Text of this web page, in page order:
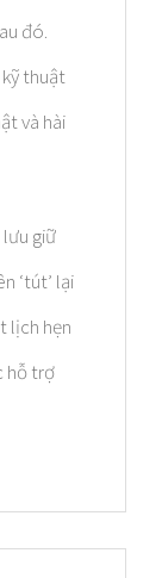
đó.
thuật
và hài
giữ
‘tút’ lại
lịch hẹn
hỗ trợ